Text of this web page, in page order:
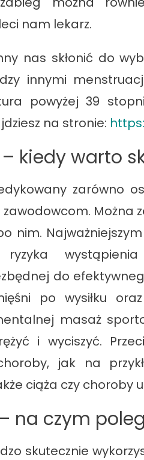
nam lekarz.
nas skłonić do
innymi
powyżej 39
na stronie:
kiedy warto
zarówno
Można
nim.
ryzyka
do
po wysiłku
masaż
i wyciszyć.
jak na
ciąża czy choroby
na czym
skutecznie